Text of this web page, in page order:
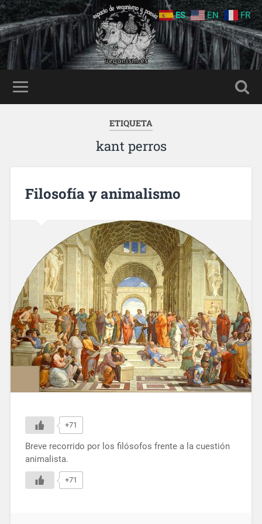
ETIQUETA
kant perros
Filosofía y animalismo
+71
Breve recorrido por los filósofos frente a la cuestión
animalista.
+71
ES EN FR